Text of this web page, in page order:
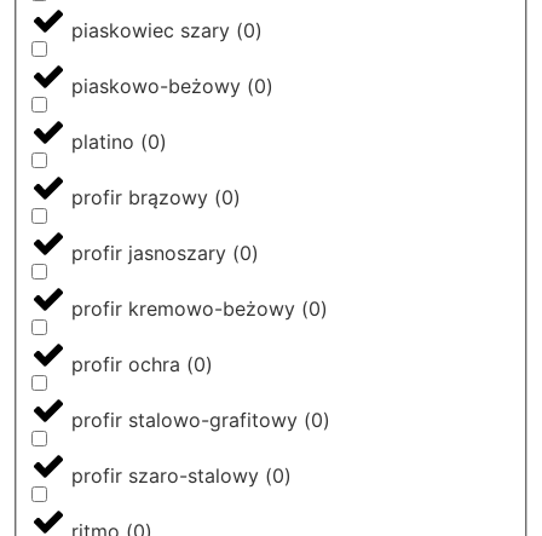
piaskowiec szary (0)
piaskowo-beżowy (0)
platino (0)
profir brązowy (0)
profir jasnoszary (0)
profir kremowo-beżowy (0)
profir ochra (0)
profir stalowo-grafitowy (0)
profir szaro-stalowy (0)
ritmo (0)